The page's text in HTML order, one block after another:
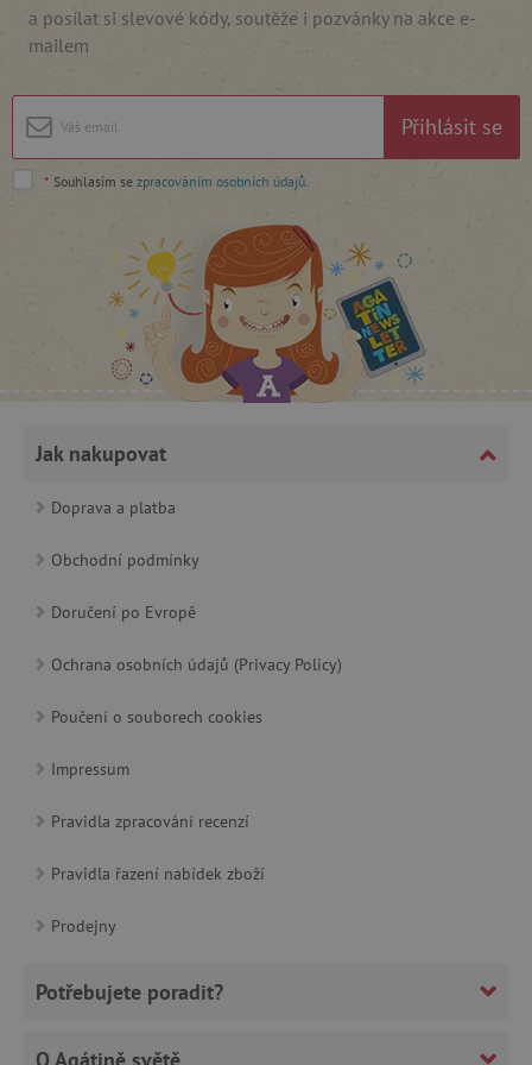
a posílat si slevové kódy, soutěže i pozvánky na akce e-
mailem
Přihlásit se
* Souhlasím se zpracováním osobních údajů
Jak nakupovat
Doprava a platba
Obchodní podmínky
Doručení po Evropě
Ochrana osobních údajů (Privacy Policy)
Poučení o souborech cookies
Impressum
Pravidla zpracování recenzí
Pravidla řazení nabídek zboží
Prodejny
Potřebujete poradit?
O Agátině světě
.vimeo.com
_lb_ccc .agatinsvet.cz
cjConsent
CookieScriptConsent
Google Privacy Policy